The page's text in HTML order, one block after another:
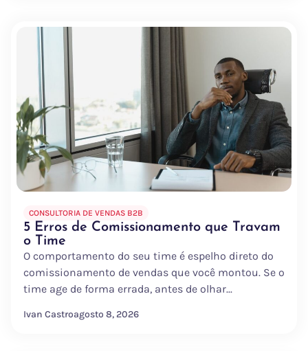
CONSULTORIA DE VENDAS B2B
5 Erros de Comissionamento que Travam
o Time
O comportamento do seu time é espelho direto do
comissionamento de vendas que você montou. Se o
time age de forma errada, antes de olhar...
Ivan Castroagosto 8, 2026